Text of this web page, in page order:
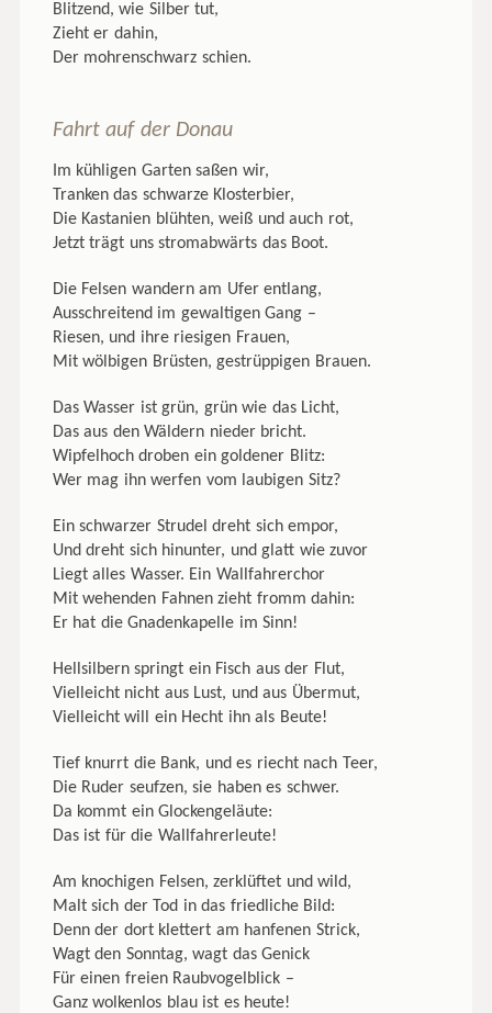
Blitzend, wie Silber tut,
Zieht er dahin,
Der mohrenschwarz schien.
Fahrt auf der Donau
Im kühligen Garten saßen wir,
Tranken das schwarze Klosterbier,
Die Kastanien blühten, weiß und auch rot,
Jetzt trägt uns stromabwärts das Boot.
Die Felsen wandern am Ufer entlang,
Ausschreitend im gewaltigen Gang –
Riesen, und ihre riesigen Frauen,
Mit wölbigen Brüsten, gestrüppigen Brauen.
Das Wasser ist grün, grün wie das Licht,
Das aus den Wäldern nieder bricht.
Wipfelhoch droben ein goldener Blitz:
Wer mag ihn werfen vom laubigen Sitz?
Ein schwarzer Strudel dreht sich empor,
Und dreht sich hinunter, und glatt wie zuvor
Liegt alles Wasser. Ein Wallfahrerchor
Mit wehenden Fahnen zieht fromm dahin:
Er hat die Gnadenkapelle im Sinn!
Hellsilbern springt ein Fisch aus der Flut,
Vielleicht nicht aus Lust, und aus Übermut,
Vielleicht will ein Hecht ihn als Beute!
Tief knurrt die Bank, und es riecht nach Teer,
Die Ruder seufzen, sie haben es schwer.
Da kommt ein Glockengeläute:
Das ist für die Wallfahrerleute!
Am knochigen Felsen, zerklüftet und wild,
Malt sich der Tod in das friedliche Bild:
Denn der dort klettert am hanfenen Strick,
Wagt den Sonntag, wagt das Genick
Für einen freien Raubvogelblick –
Ganz wolkenlos blau ist es heute!